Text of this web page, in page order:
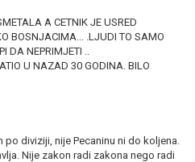
A CETNIK JE USRED
BOSNJACIMA... .LJUDI TO SAMO
DA NEPRIMJETI ..
U NAZAD 30 GODINA. BILO
po diviziji, nije Pecaninu ni do koljena.
Nije zakon radi zakona nego radi